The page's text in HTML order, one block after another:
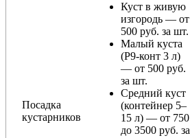
Посадка
кустарников
Куст в живую
изгородь — от
500 руб. за шт.
Малый куста
(Р9-конт 3 л)
— от 500 руб.
за шт.
Средний куст
(контейнер 5–
15 л) — от 750
до 3500 руб. за